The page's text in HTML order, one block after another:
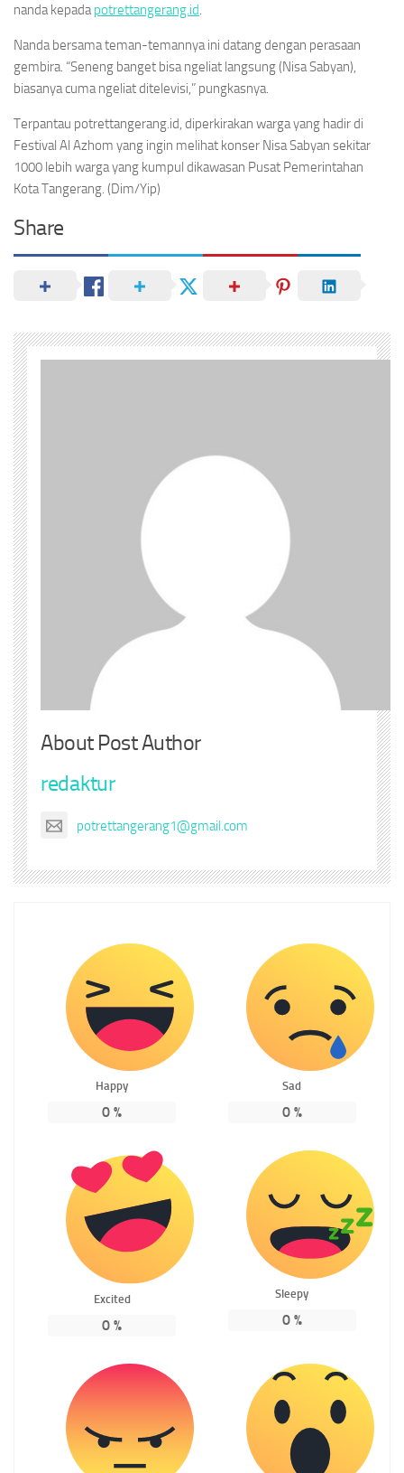
nanda kepada potrettangerang.id
Nanda bersama teman-temannya ini datang dengan perasaan
gembira. “Seneng banget bisa ngeliat langsung (Nisa Sabyan),
biasanya cuma ngeliat ditelevisi,” pungkasnya.
Terpantau potrettangerang.id, diperkirakan warga yang hadir di
Festival Al Azhom yang ingin melihat konser Nisa Sabyan sekitar
1000 lebih warga yang kumpul dikawasan Pusat Pemerintahan
Kota Tangerang. (Dim/Yip)
Share
About Post Author
redaktur
potrettangerang1@gmail.com
Happy
0 %
Sad
0%
Excited
0 %
Sleepy
0%